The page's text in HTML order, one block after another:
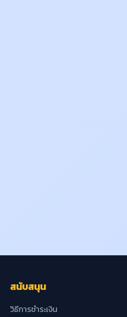
สนับสนุน
วิธีการชำระเงิน